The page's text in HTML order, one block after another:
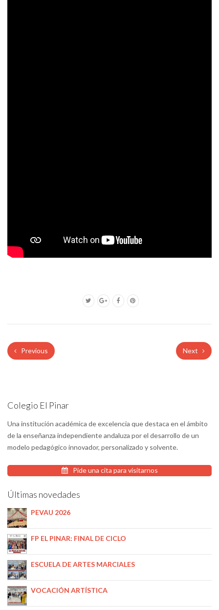
Previous Next
Colegio El Pinar
Una institución académica de excelencia que destaca en el ámbito
de la enseñanza independiente andaluza por el desarrollo de un
modelo pedagógico innovador, personalizado y solvente.
Pide una cita para visitarnos
Últimas novedades
PEVAU 2026
FP EL PINAR: FINAL DE CICLO
ESCUELA DE ARTES MARCIALES
VOCACIÓN ARTÍSTICA